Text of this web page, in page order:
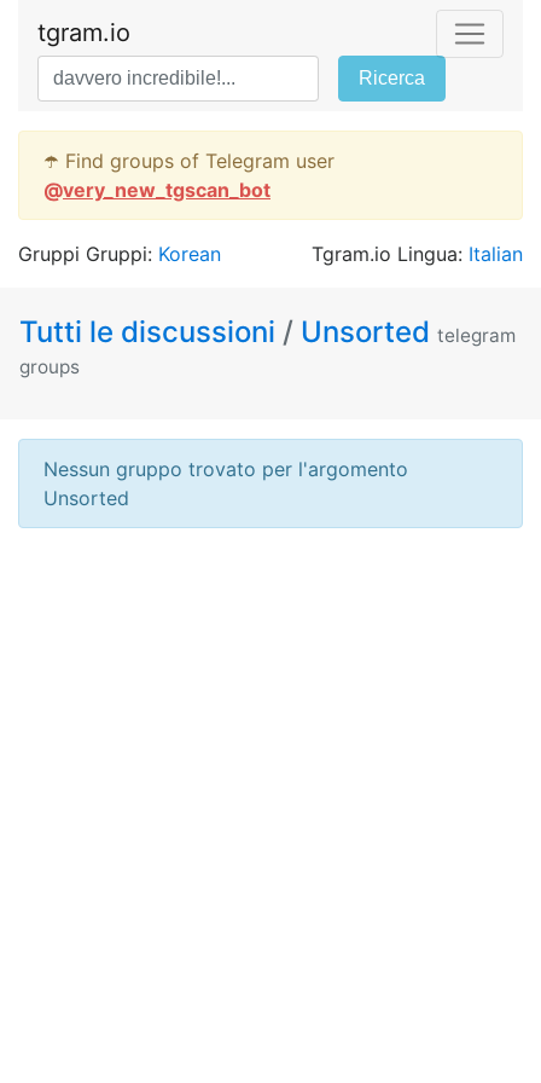
tgram.io
Ricerca
☂️ Find groups of Telegram user
@very_new_tgscan_bot
Gruppi Gruppi: Korean Tgram.io Lingua: Italian
Tutti le discussioni / Unsorted telegram
groups
Nessun gruppo trovato per l'argomento
Unsorted